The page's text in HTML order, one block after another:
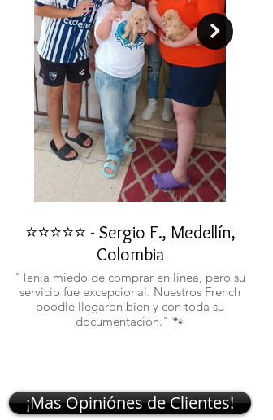
⭐⭐⭐⭐⭐ - Sergio F., Medellín,
Colombia
"Tenía miedo de comprar en línea, pero su
servicio fue excepcional. Nuestros French
poodle llegaron bien y con toda su
documentación." 🐾
¡Mas Opiniónes de Clientes!